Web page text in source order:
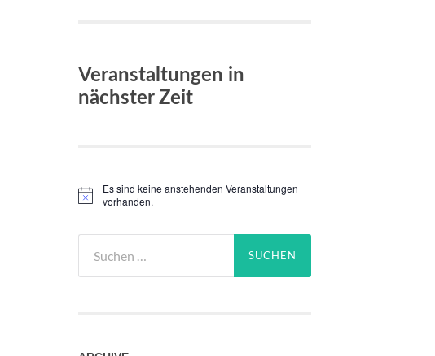
Veranstaltungen in
nächster Zeit
Hinweis
Es sind keine anstehenden Veranstaltungen
vorhanden.
nach: